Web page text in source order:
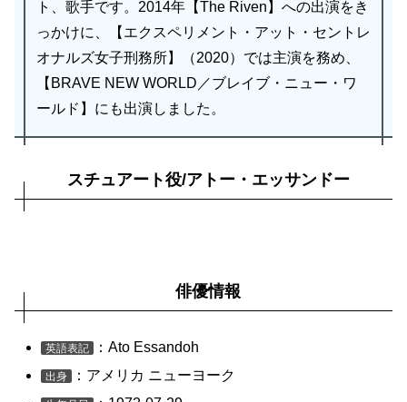
ト、歌手です。2014年【The Riven】への出演をき
っかけに、【エクスペリメント・アット・セントレ
オナルズ女子刑務所】（2020）では主演を務め、
【BRAVE NEW WORLD／ブレイブ・ニュー・ワ
ールド】にも出演しました。
スチュアート役/アトー・エッサンドー
俳優情報
英語表記 ：Ato Essandoh
出身 ：アメリカ ニューヨーク